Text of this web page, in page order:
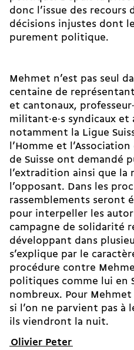
donc l’issue des recours
décisions injustes dont
purement politique.
Mehmet n’est pas seul
centaine de
et cantonaux,
militant·e·s syndicaux et
notamment la Ligue
l’Homme et
de Suisse ont demandé
l’extradition ainsi que la
l’opposant. Dans les
rassemblements seront
pour interpeller les
campagne de solidarité
développant dans
s’explique par le
procédure contre
politiques comme lui en
nombreux. Pour Mehmet
si l’on ne parvient pas à
ils viendront la nuit.
Olivier Peter